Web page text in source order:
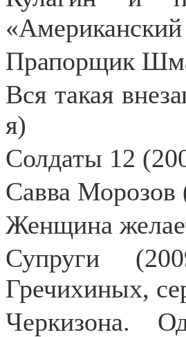
Прапорщик
Вся такая
я)
Солдаты 12
Савва Морозов
Женщина
Супруги
Гречихиных,
Черкизона.